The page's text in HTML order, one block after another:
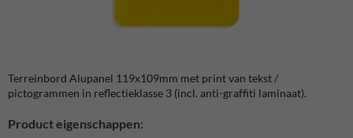
Terreinbord Alupanel 119x109mm met print van tekst /
pictogrammen in reflectieklasse 3 (incl. anti-graffiti laminaat).
Product eigenschappen: